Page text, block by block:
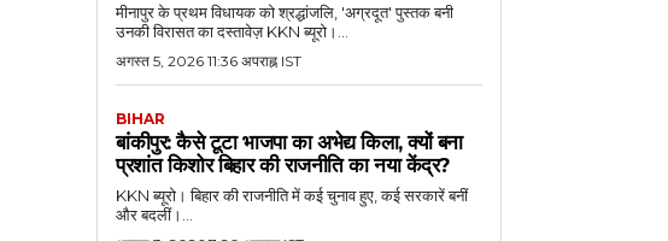
मीनापुर के प्रथम विधायक को श्रद्धांजलि, 'अग्रदूत' पुस्तक बनी
उनकी विरासत का दस्तावेज़ KKN ब्यूरो।...
अगस्त 5, 2026 11:36 अपराह्न IST
BIHAR
बांकीपुर: कैसे टूटा भाजपा का अभेद्य किला, क्यों बना
प्रशांत किशोर बिहार की राजनीति का नया केंद्र?
KKN ब्यूरो। बिहार की राजनीति में कई चुनाव हुए, कई सरकारें बनीं
और बदलीं।...